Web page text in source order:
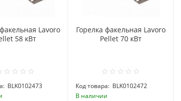
Lavoro
58 кВт
BLK0102473
Горелка факельная Lavoro
Pellet 70 кВт
Код товара: BLK0102472
В наличии